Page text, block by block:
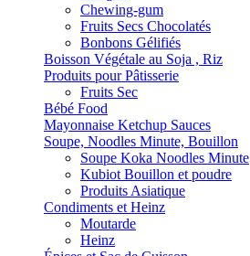
Chewing-gum
Fruits Secs Chocolatés
Bonbons Gélifiés
Boisson Végétale au Soja , Riz
Produits pour Pâtisserie
Fruits Sec
Bébé Food
Mayonnaise Ketchup Sauces
Soupe, Noodles Minute, Bouillon
Soupe Koka Noodles Minute
Kubiot Bouillon et poudre
Produits Asiatique
Condiments et Heinz
Moutarde
Heinz